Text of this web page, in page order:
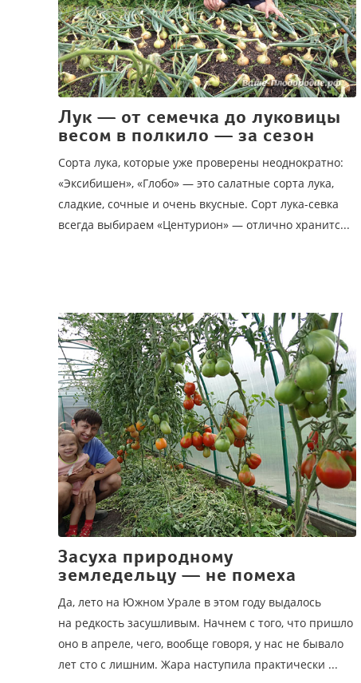
Лук — от семечка до луковицы
весом в полкило — за сезон
Сорта лука, которые уже проверены неоднократно:
«Экси­бишен», «Глобо» — это салатные сорта лука,
сладкие, сочные и очень вкусные. Сорт лука-севка
всегда выбираем «Центурион» — отлично хранитс...
Засуха природному
земледельцу — не помеха
Да, лето на Южном Урале в этом году выдалось
на редкость засушливым. Начнем с того, что пришло
оно в апреле, чего, вообще говоря, у нас не бывало
лет сто с лишним. Жара наступила практически ...